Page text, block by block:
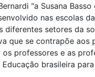
"a Susana
nas escolas
diferentes setores da
que se contrapõe
professores e as
brasileira